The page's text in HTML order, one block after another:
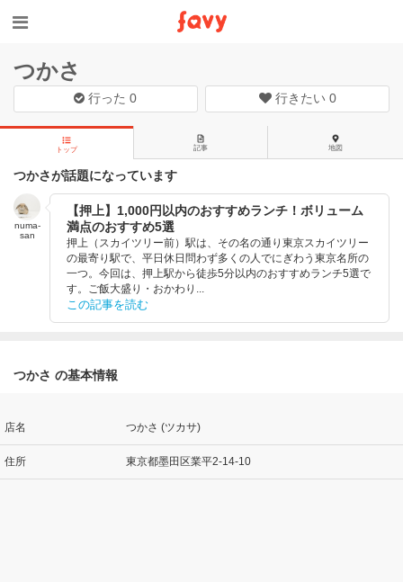
つかさ
行った0 行きたい 0
トップ 記事 地図
つかさが話題になっています
numa-
san
【押上】1,000円以内のおすすめランチ！ボリューム
満点のおすすめ5選
押上（スカイツリー前）駅は、その名の通り東京スカイツリー
の最寄り駅で、平日休日問わず多くの人でにぎわう東京名所の
一つ。今回は、押上駅から徒歩5分以内のおすすめランチ5選で
す。ご飯大盛り・おかわり...
この記事を読む
つかさ の基本情報
店名 つかさ (ツカサ)
住所 東京都墨田区業平2-14-10